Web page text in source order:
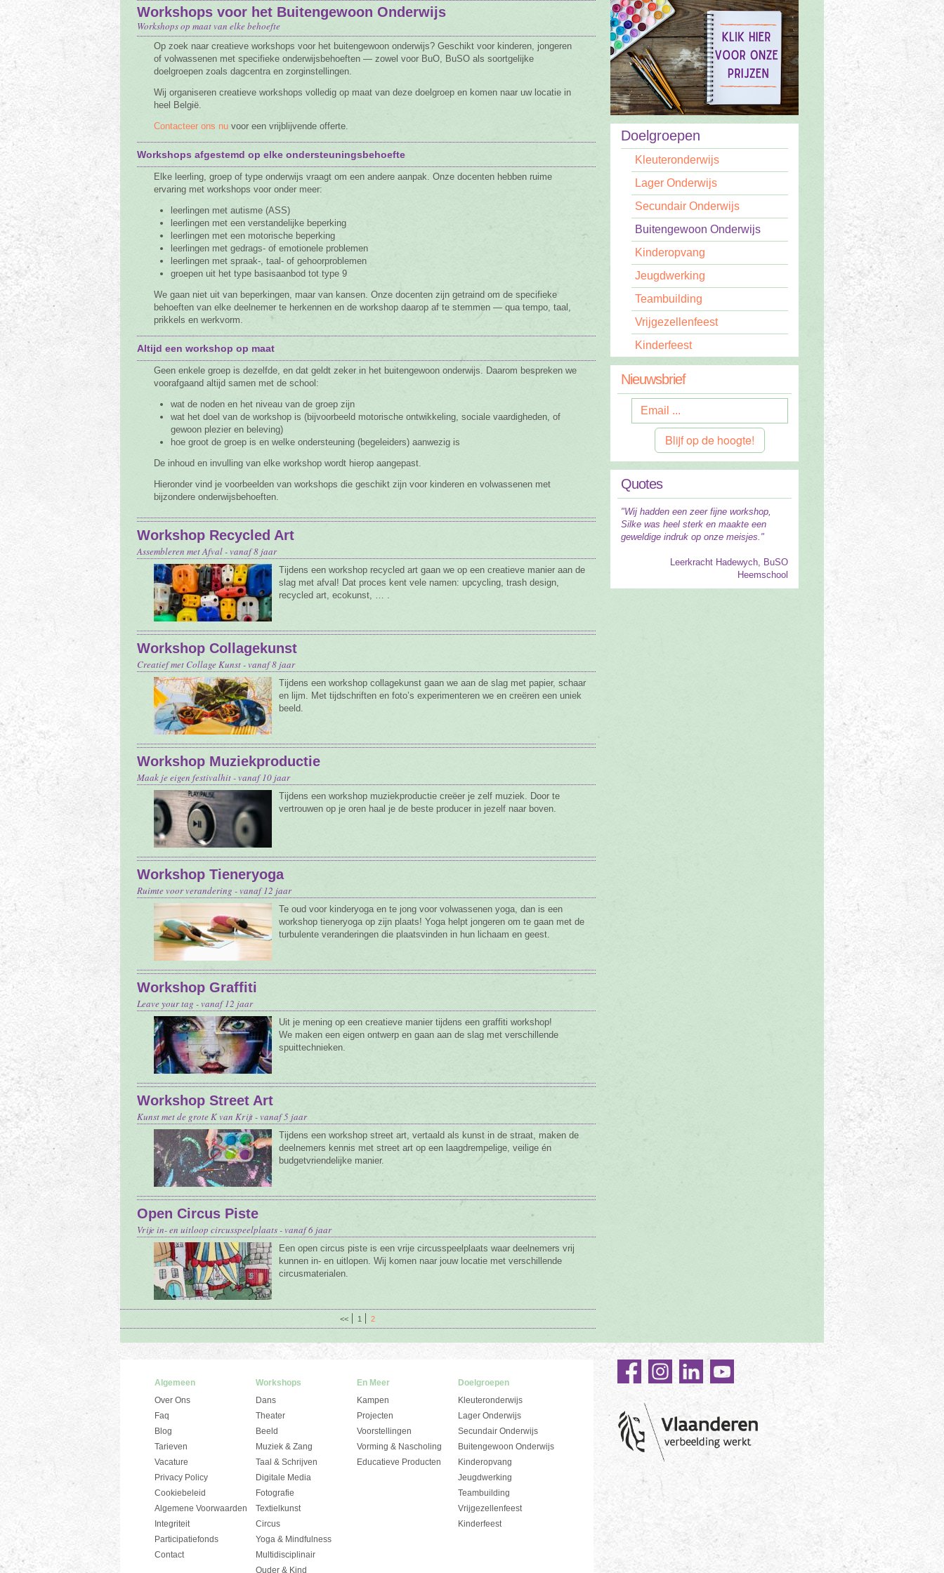
Contact
Workshops voor het Buitengewoon Onderwijs
Workshops op maat van elke behoefte
Op zoek naar creatieve workshops voor het buitengewoon onderwijs? Geschikt voor kinderen, jongeren
of volwassenen met specifieke onderwijsbehoeften — zowel voor BuO, BuSO als soortgelijke
doelgroepen zoals dagcentra en zorginstellingen.
Wij organiseren creatieve workshops volledig op maat van deze doelgroep en komen naar uw locatie in
heel België.
Contacteer ons nu voor een vrijblijvende offerte.
Workshops afgestemd op elke ondersteuningsbehoefte
Elke leerling, groep of type onderwijs vraagt om een andere aanpak. Onze docenten hebben ruime
ervaring met workshops voor onder meer:
leerlingen met autisme (ASS)
leerlingen met een verstandelijke beperking
leerlingen met een motorische beperking
leerlingen met gedrags- of emotionele problemen
leerlingen met spraak-, taal- of gehoorproblemen
groepen uit het type basisaanbod tot type 9
We gaan niet uit van beperkingen, maar van kansen. Onze docenten zijn getraind om de specifieke
behoeften van elke deelnemer te herkennen en de workshop daarop af te stemmen — qua tempo, taal,
prikkels en werkvorm.
Altijd een workshop op maat
Geen enkele groep is dezelfde, en dat geldt zeker in het buitengewoon onderwijs. Daarom bespreken we
voorafgaand altijd samen met de school:
wat de noden en het niveau van de groep zijn
wat het doel van de workshop is (bijvoorbeeld motorische ontwikkeling, sociale vaardigheden, of
gewoon plezier en beleving)
hoe groot de groep is en welke ondersteuning (begeleiders) aanwezig is
De inhoud en invulling van elke workshop wordt hierop aangepast.
Hieronder vind je voorbeelden van workshops die geschikt zijn voor kinderen en volwassenen met
bijzondere onderwijsbehoeften.
Workshop Recycled Art
Assembleren met Afval - vanaf 8 jaar
Tijdens een workshop recycled art gaan we op een creatieve manier aan de
slag met afval! Dat proces kent vele namen: upcycling, trash design,
recycled art, ecokunst, … .
Workshop Collagekunst
Creatief met Collage Kunst - vanaf 8 jaar
Tijdens een workshop collagekunst gaan we aan de slag met papier, schaar
en lijm. Met tijdschriften en foto’s experimenteren we en creëren een uniek
beeld.
Workshop Muziekproductie
Maak je eigen festivalhit - vanaf 10 jaar
Tijdens een workshop muziekproductie creëer je zelf muziek. Door te
vertrouwen op je oren haal je de beste producer in jezelf naar boven.
Workshop Tieneryoga
Ruimte voor verandering - vanaf 12 jaar
Te oud voor kinderyoga en te jong voor volwassenen yoga, dan is een
workshop tieneryoga op zijn plaats! Yoga helpt jongeren om te gaan met de
turbulente veranderingen die plaatsvinden in hun lichaam en geest.
Workshop Graffiti
Leave your tag - vanaf 12 jaar
Uit je mening op een creatieve manier tijdens een graffiti workshop!
We maken een eigen ontwerp en gaan aan de slag met verschillende
spuittechnieken.
Workshop Street Art
Kunst met de grote K van Krijt - vanaf 5 jaar
Tijdens een workshop street art, vertaald als kunst in de straat, maken de
deelnemers kennis met street art op een laagdrempelige, veilige én
budgetvriendelijke manier.
Open Circus Piste
Vrije in- en uitloop circusspeelplaats - vanaf 6 jaar
Een open circus piste is een vrije circusspeelplaats waar deelnemers vrij
kunnen in- en uitlopen. Wij komen naar jouw locatie met verschillende
circusmaterialen.
<< 1 2
Doelgroepen
Kleuteronderwijs
Lager Onderwijs
Secundair Onderwijs
Buitengewoon Onderwijs
Kinderopvang
Jeugdwerking
Teambuilding
Vrijgezellenfeest
Kinderfeest
Nieuwsbrief
Blijf op de hoogte!
Quotes
"Wij hadden een zeer fijne workshop,
Silke was heel sterk en maakte een
geweldige indruk op onze meisjes."
Leerkracht Hadewych, BuSO
Heemschool
Algemeen
Over Ons
Faq
Blog
Tarieven
Vacature
Privacy Policy
Cookiebeleid
Algemene Voorwaarden
Integriteit
Participatiefonds
Contact
Workshops
Dans
Theater
Beeld
Muziek & Zang
Taal & Schrijven
Digitale Media
Fotografie
Textielkunst
Circus
Yoga & Mindfulness
Multidisciplinair
Ouder & Kind
En Meer
Kampen
Projecten
Voorstellingen
Vorming & Nascholing
Educatieve Producten
Doelgroepen
Kleuteronderwijs
Lager Onderwijs
Secundair Onderwijs
Buitengewoon Onderwijs
Kinderopvang
Jeugdwerking
Teambuilding
Vrijgezellenfeest
Kinderfeest